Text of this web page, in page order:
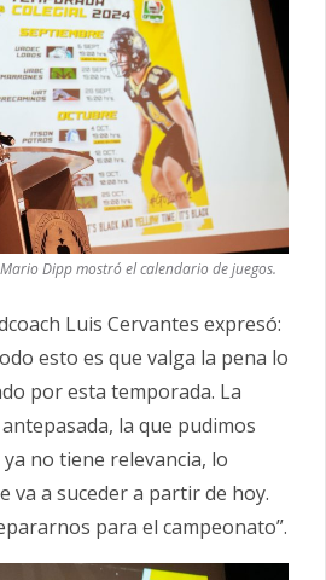
Mario Dipp mostró el calendario de juegos.
Luis Cervantes expresó:
esto es que valga la pena lo
por esta temporada. La
la que pudimos
no tiene relevancia, lo
va a suceder a partir de hoy.
para el campeonato”.